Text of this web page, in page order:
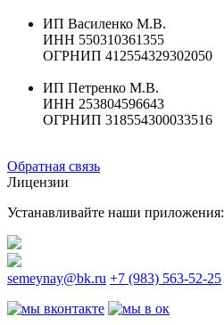
ИП Василенко М.В.
ИНН 550310361355
ОГРНИП 412554329302050
ИП Петренко М.В.
ИНН 253804596643
ОГРНИП 318554300033516
Обратная связь
Лицензии
Устанавливайте наши приложения:
semeynay@bk.ru +7 (983) 563-52-25